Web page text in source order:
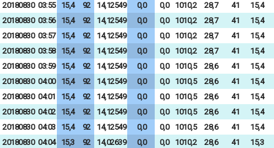
20180830 03:55 15,4 92 14,12549 0,0 0,0 1010,2 28,7 41
15,4
20180830 03:56 15,4 92 14,12549 0,0 0,0 1010,2 28,7 41
15,4
20180830 03:57 15,4 92 14,12549 0,0 0,0 1010,2 28,7 41
15,4
20180830 03:58 15,4 92 14,12549 0,0 0,0 1010,2 28,7 41
15,4
20180830 03:59 15,4 92 14,12549 0,0 0,0 1010,5 28,6 41
15,4
20180830 04:00 15,4 92 14,12549 0,0 0,0 1010,5 28,6 41
15,4
20180830 04:01 15,4 92 14,12549 0,0 0,0 1010,5 28,6 41
15,4
20180830 04:02 15,4 92 14,12549 0,0 0,0 1010,5 28,6 41
15,4
20180830 04:03 15,4 92 14,12549 0,0 0,0 1010,5 28,6 41
15,4
20180830 04:04 15,3 92 14,02639 0,0 0,0 1010,2 28,6 41
15,3